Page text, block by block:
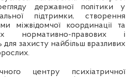
державної політики у
підтримки, створення
міжвідомчої координації та
нормативно-правових і
захисту найбільш вразливих
центру психіатричної